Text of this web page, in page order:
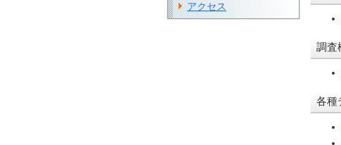
調査
各種
アクセス